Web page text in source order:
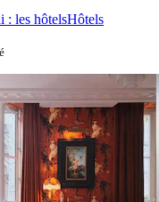
: les hôtelsHôtels